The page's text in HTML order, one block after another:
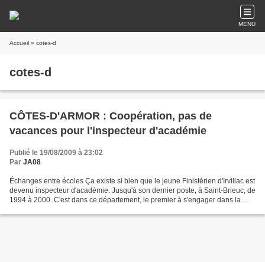
MENU
Accueil » cotes-d
cotes-d
CÔTES-D'ARMOR : Coopération, pas de
vacances pour l'inspecteur d'académie
Publié le 19/08/2009 à 23:02
Par JA08
Échanges entre écoles Ça existe si bien que le jeune Finistérien d'Irvillac est
devenu inspecteur d'académie. Jusqu'à son dernier poste, à Saint-Brieuc, de
1994 à 2000. C'est dans ce département, le premier à s'engager dans la